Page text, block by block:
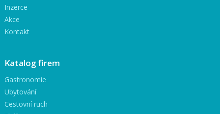
Inzerce
Akce
Kontakt
Katalog firem
Gastronomie
Ubytování
Cestovní ruch